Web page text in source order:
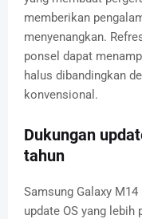
memberikan
menyenangkan.
ponsel dapat
halus dibandingkan
konvensional.
Dukungan
tahun
Samsung Galaxy
update OS yang lebih